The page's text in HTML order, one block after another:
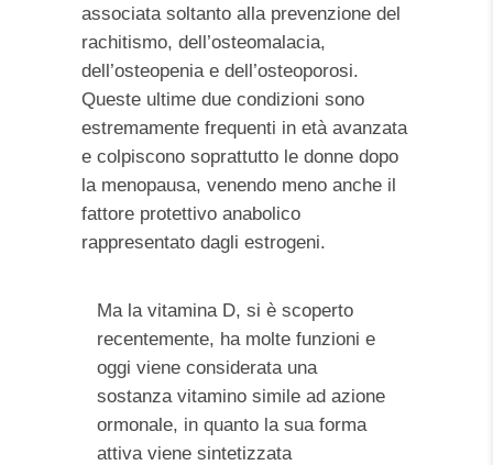
associata soltanto alla prevenzione del
rachitismo, dell’osteomalacia,
dell’osteopenia e dell’osteoporosi.
Queste ultime due condizioni sono
estremamente frequenti in età avanzata
e colpiscono soprattutto le donne dopo
la menopausa, venendo meno anche il
fattore protettivo anabolico
rappresentato dagli estrogeni.
Ma la vitamina D, si è scoperto
recentemente, ha molte funzioni e
oggi viene considerata una
sostanza vitamino simile ad azione
ormonale, in quanto la sua forma
attiva viene sintetizzata